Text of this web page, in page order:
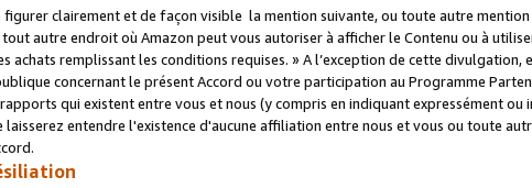
clairement et de façon visible la mention suivante, ou toute autre
autre endroit où Amazon peut vous autoriser à afficher le Contenu ou à
achats remplissant les conditions requises. » A l’exception de cette
concernant le présent Accord ou votre participation au Programme
qui existent entre vous et nous (y compris en indiquant expressément
laisserez entendre l'existence d'aucune affiliation entre nous et vous ou toute